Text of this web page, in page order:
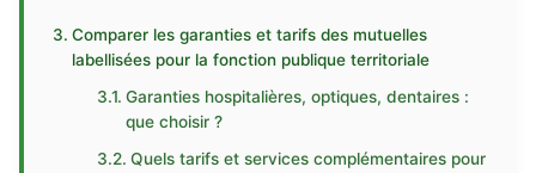
Comparer les garanties et tarifs des mutuelles
labellisées pour la fonction publique territoriale
Garanties hospitalières, optiques, dentaires :
que choisir ?
Quels tarifs et services complémentaires pour